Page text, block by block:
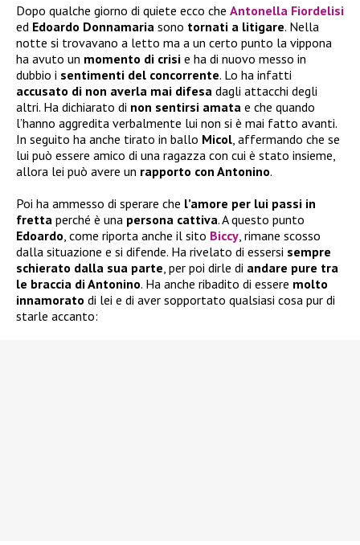
Dopo qualche giorno di quiete ecco che Antonella Fiordelisi
ed Edoardo Donnamaria sono tornati a litigare. Nella
notte si trovavano a letto ma a un certo punto la vippona
ha avuto un momento di crisi e ha di nuovo messo in
dubbio i sentimenti del concorrente. Lo ha infatti
accusato di non averla mai difesa dagli attacchi degli
altri. Ha dichiarato di non sentirsi amata e che quando
l’hanno aggredita verbalmente lui non si è mai fatto avanti.
In seguito ha anche tirato in ballo Micol, affermando che se
lui può essere amico di una ragazza con cui è stato insieme,
allora lei può avere un rapporto con Antonino.
Poi ha ammesso di sperare che l’amore per lui passi in
fretta perché è una persona cattiva. A questo punto
Edoardo, come riporta anche il sito Biccy, rimane scosso
dalla situazione e si difende. Ha rivelato di essersi sempre
schierato dalla sua parte, per poi dirle di andare pure tra
le braccia di Antonino. Ha anche ribadito di essere molto
innamorato di lei e di aver sopportato qualsiasi cosa pur di
starle accanto: